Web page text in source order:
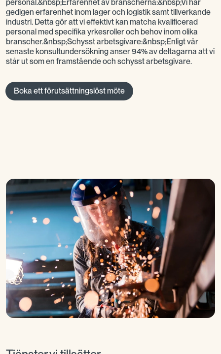
personal.&nbsp;Erfarenhet av branscherna:&nbsp;Vi har
gedigen erfarenhet inom lager och logistik samt tillverkande
industri. Detta gör att vi effektivt kan matcha kvalificerad
personal med specifika yrkesroller och behov inom olika
branscher.&nbsp;Schysst arbetsgivare:&nbsp;Enligt vår
senaste konsultundersökning anser 94% av deltagarna att vi
står ut som en framstående och schysst arbetsgivare.
Boka ett förutsättningslöst möte